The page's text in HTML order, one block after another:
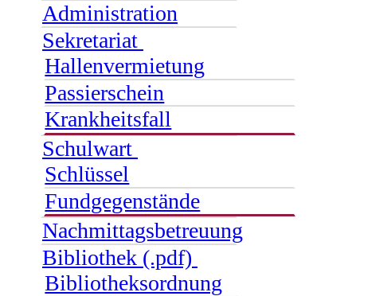
Administration
Sekretariat
Hallenvermietung
Passierschein
Krankheitsfall
Schulwart
Schlüssel
Fundgegenstände
Nachmittagsbetreuung
Bibliothek (.pdf)
Bibliotheksordnung